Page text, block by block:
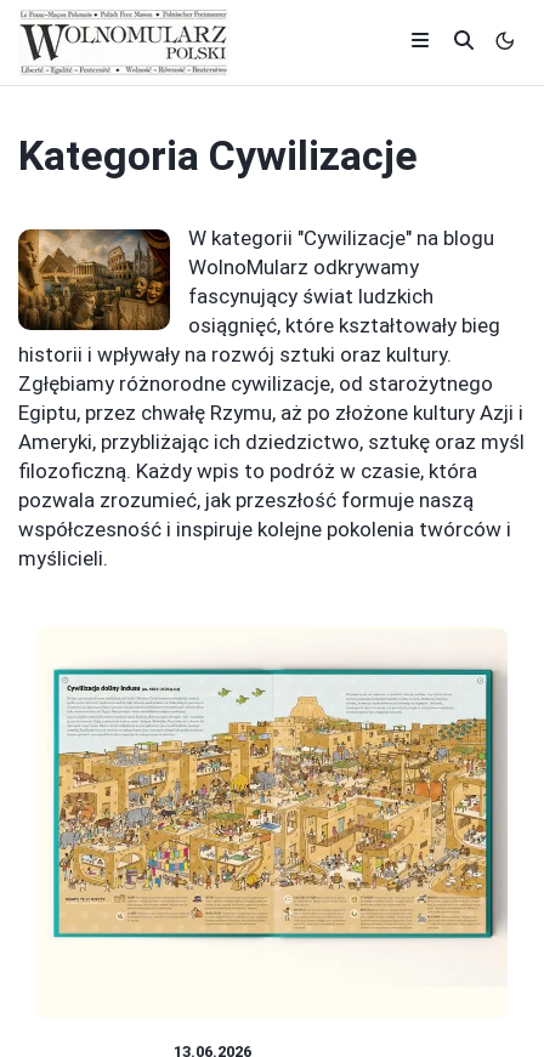
Kategoria Cywilizacje
W kategorii "Cywilizacje" na blogu
WolnoMularz odkrywamy
fascynujący świat ludzkich
osiągnięć, które kształtowały bieg
historii i wpływały na rozwój sztuki oraz kultury.
Zgłębiamy różnorodne cywilizacje, od starożytnego
Egiptu, przez chwałę Rzymu, aż po złożone kultury Azji i
Ameryki, przybliżając ich dziedzictwo, sztukę oraz myśl
filozoficzną. Każdy wpis to podróż w czasie, która
pozwala zrozumieć, jak przeszłość formuje naszą
współczesność i inspiruje kolejne pokolenia twórców i
myślicieli.
13.06.2026